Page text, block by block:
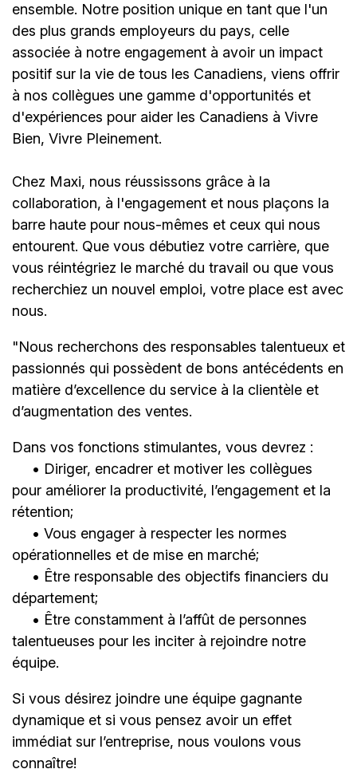
ensemble. Notre position unique en tant que l'un
des plus grands employeurs du pays, celle
associée à notre engagement à avoir un impact
positif sur la vie de tous les Canadiens, viens offrir
à nos collègues une gamme d'opportunités et
d'expériences pour aider les Canadiens à Vivre
Bien, Vivre Pleinement.
Chez Maxi, nous réussissons grâce à la
collaboration, à l'engagement et nous plaçons la
barre haute pour nous-mêmes et ceux qui nous
entourent. Que vous débutiez votre carrière, que
vous réintégriez le marché du travail ou que vous
recherchiez un nouvel emploi, votre place est avec
nous.
"Nous recherchons des responsables talentueux et
passionnés qui possèdent de bons antécédents en
matière d’excellence du service à la clientèle et
d’augmentation des ventes.
Dans vos fonctions stimulantes, vous devrez :
• Diriger, encadrer et motiver les collègues
pour améliorer la productivité, l’engagement et la
rétention;
• Vous engager à respecter les normes
opérationnelles et de mise en marché;
• Être responsable des objectifs financiers du
département;
• Être constamment à l’affût de personnes
talentueuses pour les inciter à rejoindre notre
équipe.
Si vous désirez joindre une équipe gagnante
dynamique et si vous pensez avoir un effet
immédiat sur l’entreprise, nous voulons vous
connaître!